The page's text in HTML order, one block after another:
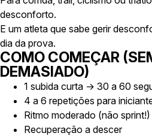
desconforto.
E um atleta que sabe gerir
dia da prova.
COMO COMEÇAR
DEMASIADO)
1 subida curta → 30 a 60
4 a 6 repetições para
Ritmo moderado (não sprint!)
Recuperação a descer